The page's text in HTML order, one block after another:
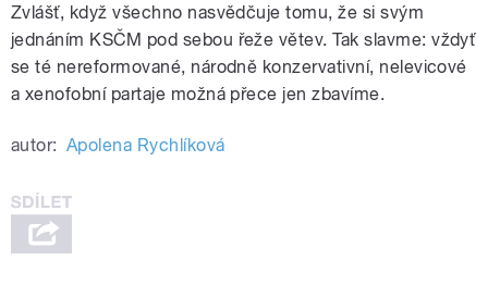
Zvlášť, když všechno nasvědčuje tomu, že si svým
jednáním KSČM pod sebou řeže větev. Tak slavme: vždyť
se té nereformované, národně konzervativní, nelevicové
a xenofobní partaje možná přece jen zbavíme.
autor: Apolena Rychlíková